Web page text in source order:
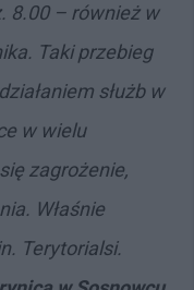
8.00 – również w
Taki przebieg
służb w
w wielu
zagrożenie,
Właśnie
Terytorialsi.